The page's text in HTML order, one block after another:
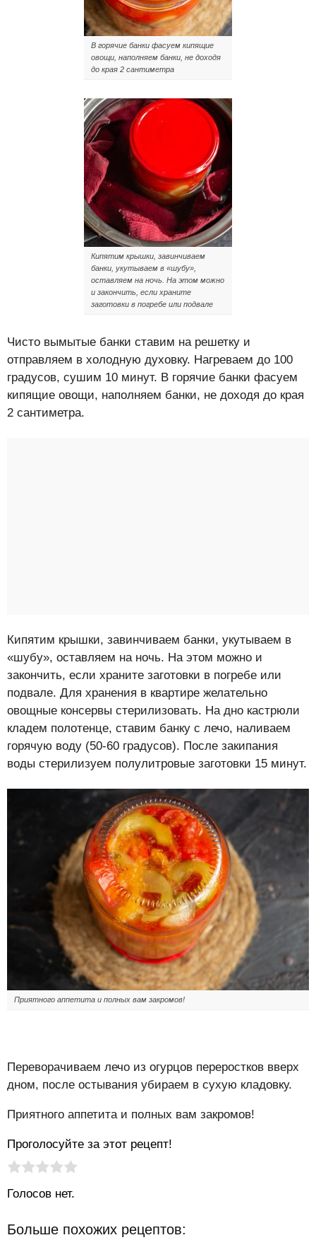
В горячие банки фасуем кипящие
овощи, наполняем банки, не доходя
до края 2 сантиметра
Кипятим крышки, завинчиваем
банки, укутываем в «шубу»,
оставляем на ночь. На этом можно
и закончить, если храните
заготовки в погребе или подвале
Чисто вымытые банки ставим на решетку и
отправляем в холодную духовку. Нагреваем до 100
градусов, сушим 10 минут. В горячие банки фасуем
кипящие овощи, наполняем банки, не доходя до края
2 сантиметра.
Кипятим крышки, завинчиваем банки, укутываем в
«шубу», оставляем на ночь. На этом можно и
закончить, если храните заготовки в погребе или
подвале. Для хранения в квартире желательно
овощные консервы стерилизовать. На дно кастрюли
кладем полотенце, ставим банку с лечо, наливаем
горячую воду (50-60 градусов). После закипания
воды стерилизуем полулитровые заготовки 15 минут.
Приятного аппетита и полных вам закромов!
Переворачиваем лечо из огурцов переростков вверх
дном, после остывания убираем в сухую кладовку.
Приятного аппетита и полных вам закромов!
Проголосуйте за этот рецепт!
Рейтинг статьи:
Голосов нет.
Больше похожих рецептов: